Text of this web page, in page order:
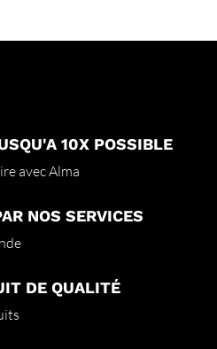
10X POSSIBLE
avec Alma
NOS SERVICES
DE QUALITÉ